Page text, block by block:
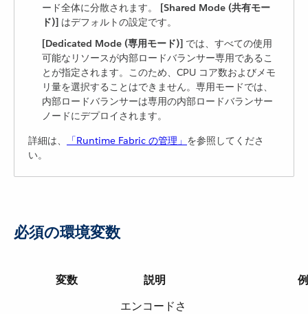
ード全体に分散されます。 [Shared Mode (共有モー
ド)] ​ はデフォルトの設定です。
[Dedicated Mode (専用モード)] ​ では、すべての使用
可能なリソースが内部ロードバランサー専用であるこ
とが指定されます。このため、CPU コア数およびメモ
リ量を選択することはできません。専用モードでは、
内部ロードバランサーは専用の内部ロードバランサー
ノードにデプロイされます。
詳細は、​
「Runtime Fabric の管理」 ​を参照してくださ
い。
必須の環境変数
変数 説明 例
エンコードさ